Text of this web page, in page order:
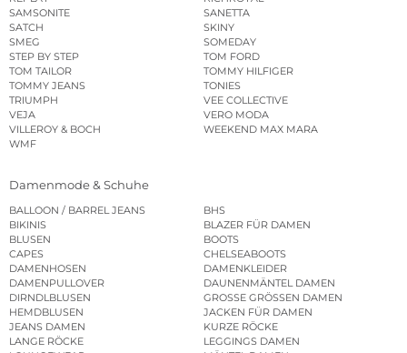
SAMSONITE
SANETTA
SATCH
SKINY
SMEG
SOMEDAY
STEP BY STEP
TOM FORD
TOM TAILOR
TOMMY HILFIGER
TOMMY JEANS
TONIES
TRIUMPH
VEE COLLECTIVE
VEJA
VERO MODA
VILLEROY & BOCH
WEEKEND MAX MARA
WMF
Damenmode & Schuhe
BALLOON / BARREL JEANS
BHS
BIKINIS
BLAZER FÜR DAMEN
BLUSEN
BOOTS
CAPES
CHELSEABOOTS
DAMENHOSEN
DAMENKLEIDER
DAMENPULLOVER
DAUNENMÄNTEL DAMEN
DIRNDLBLUSEN
GROSSE GRÖSSEN DAMEN
HEMDBLUSEN
JACKEN FÜR DAMEN
JEANS DAMEN
KURZE RÖCKE
LANGE RÖCKE
LEGGINGS DAMEN